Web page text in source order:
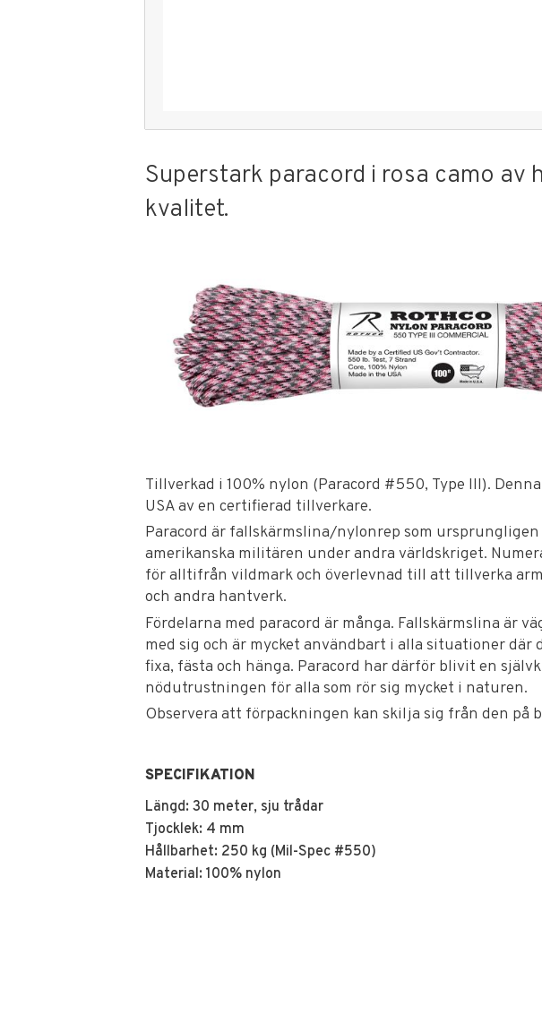
Superstark paracord i rosa camo av
kvalitet.
Tillverkad i 100% nylon (Paracord #550, Type III).
USA av en certifierad tillverkare.
Paracord är fallskärmslina/nylonrep som
amerikanska militären under andra världskriget.
för alltifrån vildmark och överlevnad till att tillverka
och andra hantverk.
Fördelarna med paracord är många. Fallskärmslina är
med sig och är mycket användbart i alla situationer där
fixa, fästa och hänga. Paracord har därför blivit en
nödutrustningen för alla som rör sig mycket i naturen.
Observera att förpackningen kan skilja sig från den på
SPECIFIKATION
Längd: 30 meter, sju trådar
Tjocklek: 4 mm
Hållbarhet: 250 kg (Mil-Spec #550)
Material: 100% nylon